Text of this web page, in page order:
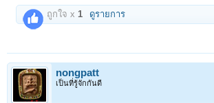
ถูกใจ x 1 ดูรายการ
nongpatt
เป็นที่รู้จักกันดี